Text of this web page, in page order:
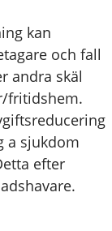
kan
och fall
andra skäl
fritidshem.
a sjukdom
efter